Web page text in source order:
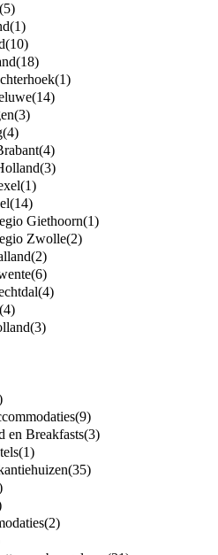
(5)
(1)
(10)
(18)
(1)
(14)
(3)
(4)
(4)
(3)
(1)
(14)
Giethoorn(1)
Zwolle(2)
(2)
(6)
(4)
(4)
(3)
(9)
en Breakfasts(3)
(1)
(35)
(2)